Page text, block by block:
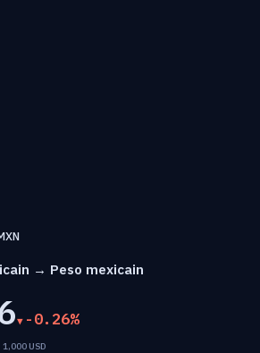
→ Peso mexicain
-0.26%
1,000 USD